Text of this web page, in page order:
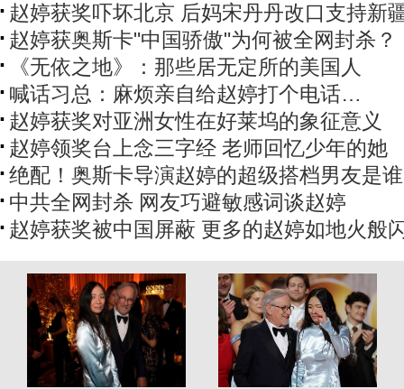
赵婷获奖吓坏北京 后妈宋丹丹改口支持新
赵婷获奥斯卡"中国骄傲"为何被全网封杀？
《无依之地》：那些居无定所的美国人
喊话习总：麻烦亲自给赵婷打个电话…
赵婷获奖对亚洲女性在好莱坞的象征意义
赵婷领奖台上念三字经 老师回忆少年的她
绝配！奥斯卡导演赵婷的超级搭档男友是
中共全网封杀 网友巧避敏感词谈赵婷
赵婷获奖被中国屏蔽 更多的赵婷如地火般